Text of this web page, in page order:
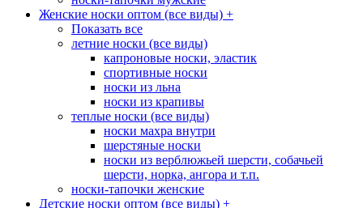
Женские носки оптом (все виды) +
Показать все
летние носки (все виды)
капроновые носки, эластик
спортивные носки
носки из льна
носки из крапивы
теплые носки (все виды)
носки махра внутри
шерстяные носки
носки из верблюжьей шерсти, собачьей
шерсти, норка, ангора и т.п.
носки-тапочки женские
Детские носки оптом (все виды) +